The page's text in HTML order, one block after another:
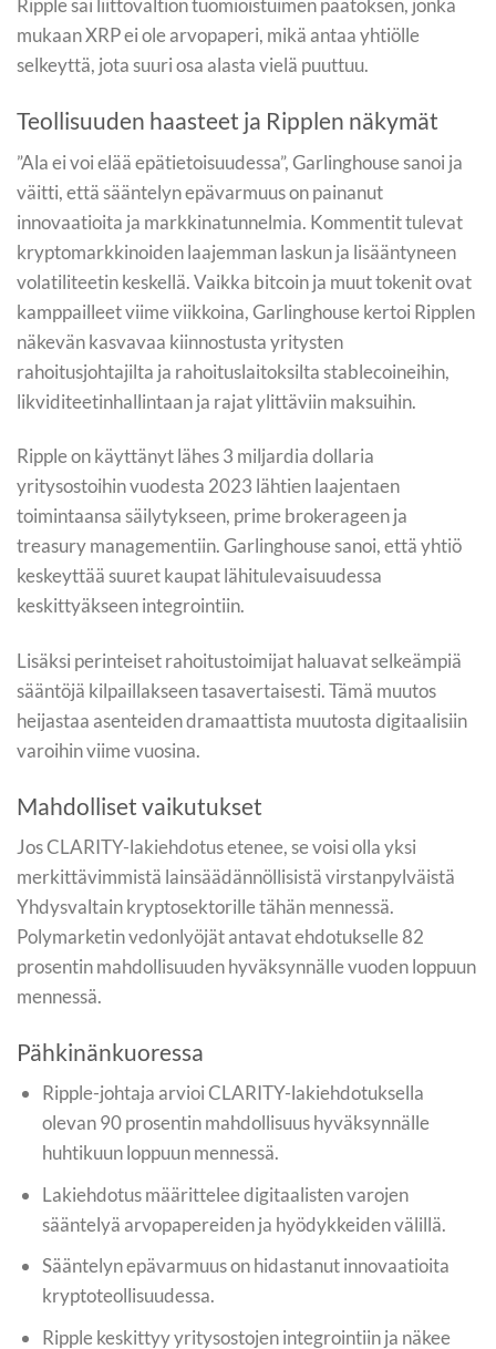
Ripple sai liittovaltion tuomioistuimen päätöksen, jonka
mukaan XRP ei ole arvopaperi, mikä antaa yhtiölle
selkeyttä, jota suuri osa alasta vielä puuttuu.
Teollisuuden haasteet ja Ripplen näkymät
”Ala ei voi elää epätietoisuudessa”, Garlinghouse sanoi ja
väitti, että sääntelyn epävarmuus on painanut
innovaatioita ja markkinatunnelmia. Kommentit tulevat
kryptomarkkinoiden laajemman laskun ja lisääntyneen
volatiliteetin keskellä. Vaikka bitcoin ja muut tokenit ovat
kamppailleet viime viikkoina, Garlinghouse kertoi Ripplen
näkevän kasvavaa kiinnostusta yritysten
rahoitusjohtajilta ja rahoituslaitoksilta stablecoineihin,
likviditeetinhallintaan ja rajat ylittäviin maksuihin.
Ripple on käyttänyt lähes 3 miljardia dollaria
yritysostoihin vuodesta 2023 lähtien laajentaen
toimintaansa säilytykseen, prime brokerageen ja
treasury managementiin. Garlinghouse sanoi, että yhtiö
keskeyttää suuret kaupat lähitulevaisuudessa
keskittyäkseen integrointiin.
Lisäksi perinteiset rahoitustoimijat haluavat selkeämpiä
sääntöjä kilpaillakseen tasavertaisesti. Tämä muutos
heijastaa asenteiden dramaattista muutosta digitaalisiin
varoihin viime vuosina.
Mahdolliset vaikutukset
Jos CLARITY-lakiehdotus etenee, se voisi olla yksi
merkittävimmistä lainsäädännöllisistä virstanpylväistä
Yhdysvaltain kryptosektorille tähän mennessä.
Polymarketin vedonlyöjät antavat ehdotukselle 82
prosentin mahdollisuuden hyväksynnälle vuoden loppuun
mennessä.
Pähkinänkuoressa
Ripple-johtaja arvioi CLARITY-lakiehdotuksella
olevan 90 prosentin mahdollisuus hyväksynnälle
huhtikuun loppuun mennessä.
Lakiehdotus määrittelee digitaalisten varojen
sääntelyä arvopapereiden ja hyödykkeiden välillä.
Sääntelyn epävarmuus on hidastanut innovaatioita
kryptoteollisuudessa.
Ripple keskittyy yritysostojen integrointiin ja näkee